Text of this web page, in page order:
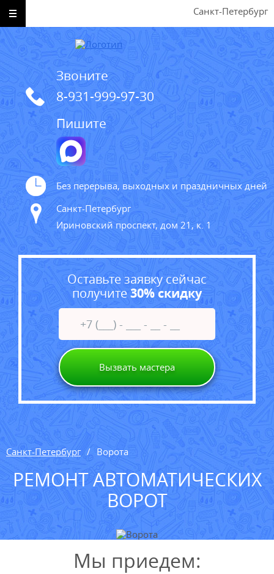
Санкт-Петербург
Звоните
8-931-999-97-30
Пишите
Без перерыва, выходных и праздничных дней
Санкт-Петербург
Ириновский проспект, дом 21, к. 1
Оставьте заявку сейчас
получите30% скидку
Вызвать мастера
Санкт-Петербург Ворота
РЕМОНТ АВТОМАТИЧЕСКИХ
ВОРОТ
Мы приедем: